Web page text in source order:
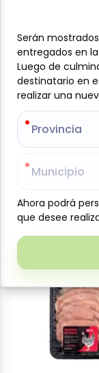
698
(80/20%) 500 g,
Serán
entregados en
Luego de
destinatario en
realizar una
Provincia
Municipio
Ahora podrá
que desee
Serán
entregados en
Luego de
destinatario en
realizar una
Provincia
Municipio
Ahora podrá
que desee